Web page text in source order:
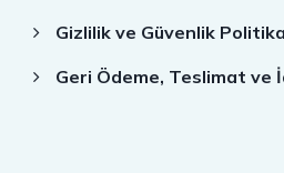
Gizlilik ve Güvenlik
Geri Ödeme, Teslimat ve